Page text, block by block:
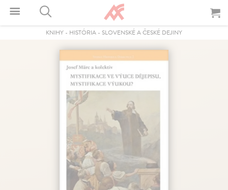
KNIHY - HISTÓRIA - SLOVENSKÉ A ČESKÉ DEJINY